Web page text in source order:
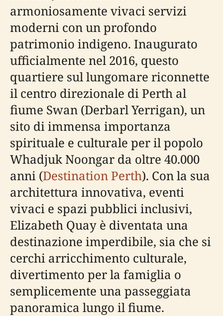
armoniosamente vivaci servizi
moderni con un profondo
patrimonio indigeno. Inaugurato
ufficialmente nel 2016, questo
quartiere sul lungomare riconnette
il centro direzionale di Perth al
fiume Swan (Derbarl Yerrigan), un
sito di immensa importanza
spirituale e culturale per il popolo
Whadjuk Noongar da oltre 40.000
anni (Destination Perth). Con la sua
architettura innovativa, eventi
vivaci e spazi pubblici inclusivi,
Elizabeth Quay è diventata una
destinazione imperdibile, sia che si
cerchi arricchimento culturale,
divertimento per la famiglia o
semplicemente una passeggiata
panoramica lungo il fiume.